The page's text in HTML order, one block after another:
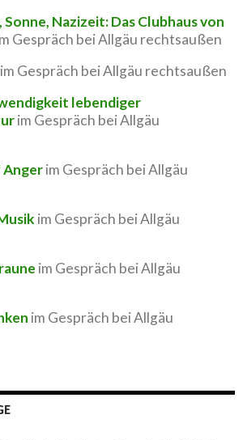
Sonne, Nazizeit: Das Clubhaus von
Gespräch bei Allgäu rechtsaußen
Gespräch bei Allgäu rechtsaußen
lebendiger
im Gespräch bei Allgäu
Angerim Gespräch bei Allgäu
im Gespräch bei Allgäu
im Gespräch bei Allgäu
im Gespräch bei Allgäu